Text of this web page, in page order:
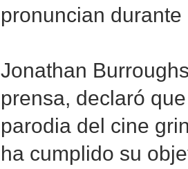
pronuncian
Jonathan
prensa, declaró
parodia del cine
ha cumplido su